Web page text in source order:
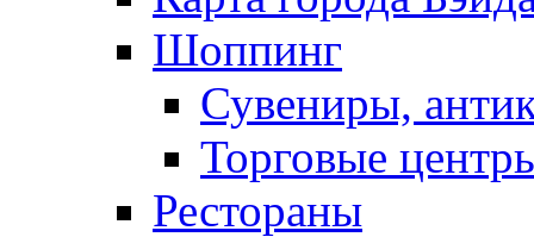
Шоппинг
Сувениры,
Торговые
Рестораны